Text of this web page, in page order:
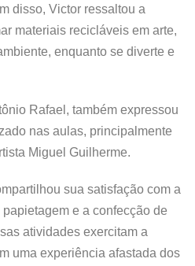
disso, Victor ressaltou a
materiais recicláveis em arte,
enquanto se diverte e
Rafael, também expressou
nas aulas, principalmente
Miguel Guilherme.
sua satisfação com a
e a confecção de
atividades exercitam a
uma experiência afastada dos